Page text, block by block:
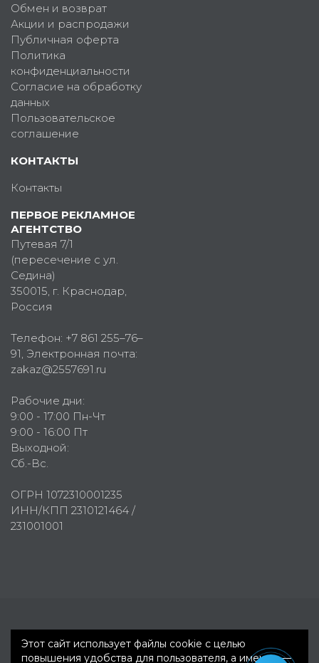
Обмен и возврат
Акции и распродажи
Публичная оферта
Политика
конфиденциальности
Согласие на обработку
данных
Пользовательское
соглашение
КОНТАКТЫ
Контакты
ПЕРВОЕ РЕКЛАМНОЕ
АГЕНТСТВО
Путевая 7/1
(пересечение с ул.
Седина)
350015, г. Краснодар,
Россия
Телефон: +7 861 255–76–
91, Электронная почта:
zakaz@2557691.ru
Рабочие дни:
9:00 - 17:00 Пн-Чт
9:00 - 16:00 Пт
Выходной:
Сб.-Вс.
ОГРН 1072310001235
ИНН/КПП 2310121464 /
231001001
Этот сайт использует файлы cookie с целью
повышения удобства для пользователя, а именно —